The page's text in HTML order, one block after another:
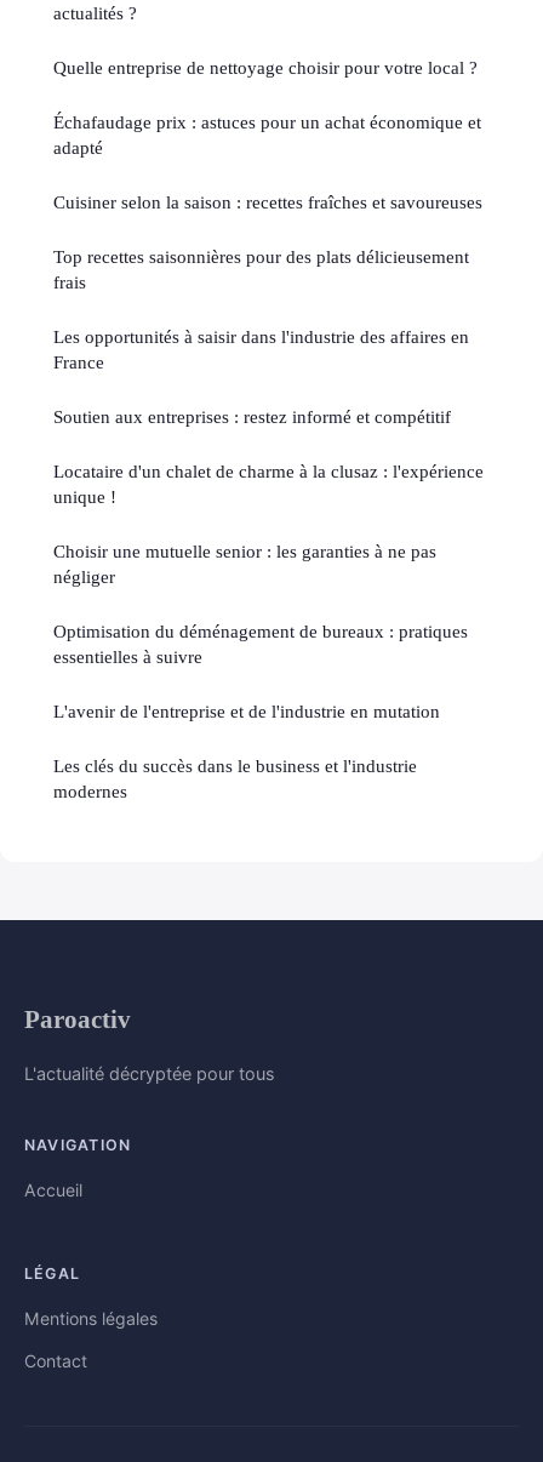
actualités ?
Quelle entreprise de nettoyage choisir pour votre local ?
Échafaudage prix : astuces pour un achat économique et
adapté
Cuisiner selon la saison : recettes fraîches et savoureuses
Top recettes saisonnières pour des plats délicieusement
frais
Les opportunités à saisir dans l'industrie des affaires en
France
Soutien aux entreprises : restez informé et compétitif
Locataire d'un chalet de charme à la clusaz : l'expérience
unique !
Choisir une mutuelle senior : les garanties à ne pas
négliger
Optimisation du déménagement de bureaux : pratiques
essentielles à suivre
L'avenir de l'entreprise et de l'industrie en mutation
Les clés du succès dans le business et l'industrie
modernes
Paroactiv
L'actualité décryptée pour tous
NAVIGATION
Accueil
LÉGAL
Mentions légales
Contact